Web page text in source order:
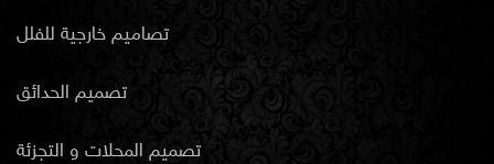
تصاميم خارجية للفلل
تصميم الحدائق
تصميم المحلات و التجزئة